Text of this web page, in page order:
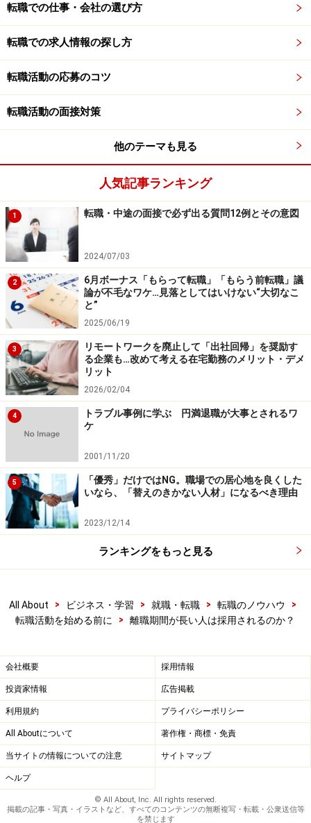
転職での仕事・会社の選び方
転職での求人情報の探し方
転職活動の応募のコツ
転職活動の面接対策
他のテーマも見る
人気記事ランキング
1 転職・中途の面接で必ず出る質問12例とその意図
2024/07/03
2
6月ボーナス「もらって転職」「もらう前転職」議
論が不毛なワケ…見落としてはいけない“大切なこ
と”
2025/06/19
3
リモートワークを廃止して「出社回帰」を奨励す
る企業も…改めて考える在宅勤務のメリット・デメ
リット
2026/02/04
4
トラブル事例に学ぶ 円満退職が大事とされるワ
ケ
2001/11/20
5
「優秀」だけではNG。職場での居心地を良くした
いなら、「替えのきかない人材」になるべき理由
2023/12/14
ランキングをもっと見る
All About > ビジネス・学習 > 就職・転職 > 転職のノウハウ
>
転職活動を始める前に
> 離職期間が長い人は採用されるのか？
会社概要 採用情報
投資家情報 広告掲載
利用規約 プライバシーポリシー
All Aboutについて 著作権・商標・免責
当サイトの情報についての注意 サイトマップ
ヘルプ
© All About, Inc. All rights reserved.
掲載の記事・写真・イラストなど、すべてのコンテンツの無断複写・転載・公衆送信等
を禁じます